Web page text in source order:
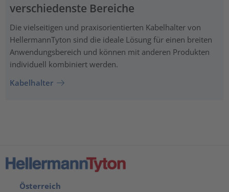
verschiedenste Bereiche
Die vielseitigen und praxisorientierten Kabelhalter von
HellermannTyton sind die ideale Lösung für einen breiten
Anwendungsbereich und können mit anderen Produkten
individuell kombiniert werden.
Kabelhalter
Österreich